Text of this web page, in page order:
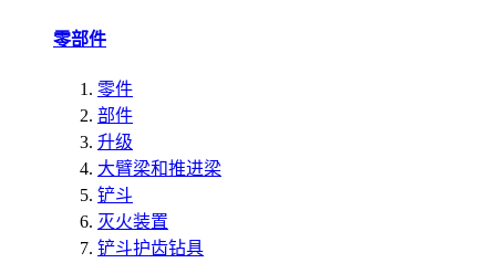
零部件
零件
部件
升级
大臂梁和推进梁
铲斗
灭火装置
铲斗护齿钻具